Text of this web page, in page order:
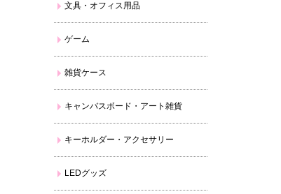
文具・オフィス用品
ゲーム
雑貨ケース
キャンバスボード・アート雑貨
キーホルダー・アクセサリー
LEDグッズ